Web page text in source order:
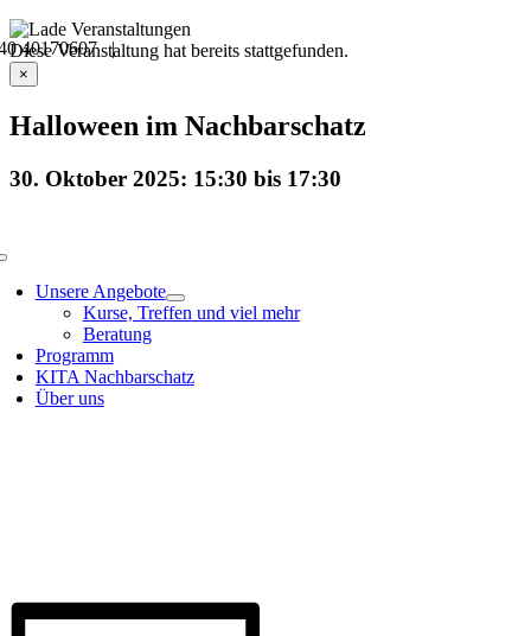
Skip
to
content
40170607 |
Unsere Angebote
Kurse, Treffen und viel mehr
Beratung
Programm
KITA Nachbarschatz
Über uns
Veranstaltungsdetails
Diese Veranstaltung hat bereits stattgefunden.
×
Halloween im Nachbarschatz
30. Oktober 2025: 15:30 bis 17:30